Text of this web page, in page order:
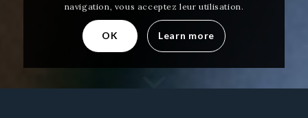
navigation, vous acceptez leur utilisation.
OK Learn more